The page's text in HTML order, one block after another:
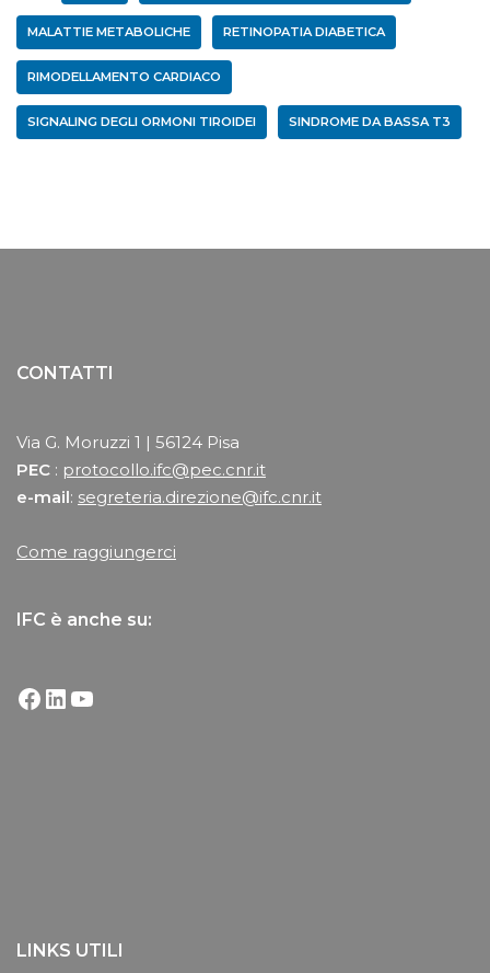
MALATTIE METABOLICHE RETINOPATIA DIABETICA
RIMODELLAMENTO CARDIACO
SIGNALING DEGLI ORMONI TIROIDEI SINDROME DA BASSA T3
CONTATTI
Via G. Moruzzi 1 | 56124 Pisa
PEC : protocollo.ifc@pec.cnr.it
e-mail: segreteria.direzione@ifc.cnr.it
Come raggiungerci
IFC è anche su:
LINKS UTILI